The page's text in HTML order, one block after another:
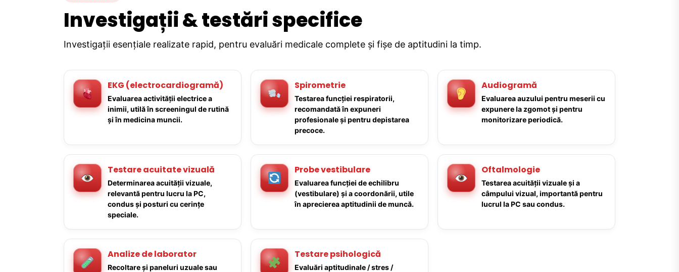
Investigații & testări specifice
Investigații esențiale realizate rapid, pentru evaluări medicale complete și fișe de aptitudini la timp.
EKG (electrocardiogramă)
Evaluarea activității electrice a
inimii, utilă în screeningul de rutină
și în medicina muncii.
Spirometrie
Testarea funcției respiratorii,
recomandată în expuneri
profesionale și pentru depistarea
precoce.
Audiogramă
Evaluarea auzului pentru meserii cu
expunere la zgomot și pentru
monitorizare periodică.
Testare acuitate vizuală
Determinarea acuității vizuale,
relevantă pentru lucru la PC,
condus și posturi cu cerințe
speciale.
Probe vestibulare
Evaluarea funcției de echilibru
(vestibulare) și a coordonării, utile
în aprecierea aptitudinii de muncă.
Oftalmologie
Testarea acuității vizuale și a
câmpului vizual, importantă pentru
lucrul la PC sau condus.
Analize de laborator
Recoltare și paneluri uzuale sau
Testare psihologică
Evaluări aptitudinale / stres /